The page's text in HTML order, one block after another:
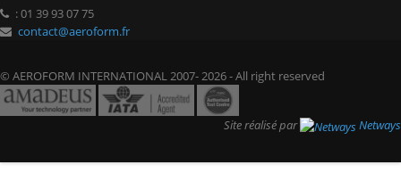
: 01 39 93 07 75
contact@aeroform.fr
© AEROFORM INTERNATIONAL 2007- 2026 - All right reserved
Site réalisé par Netways